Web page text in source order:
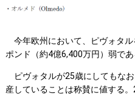
今年欧州において、ピヴォタ
ポンド（約4億6,400万円）弱であ
ピヴォタルが25歳にしてもな
産していることは称賛に値する